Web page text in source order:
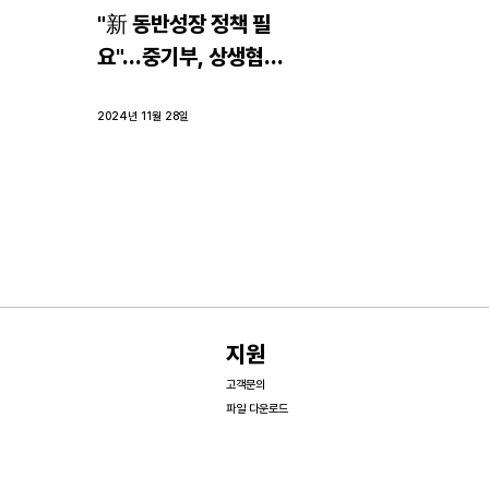
"新 동반성장 정책 필
요"…중기부, 상생협력
2024년 11월 28일
지원
고객문의
파일 다운로드